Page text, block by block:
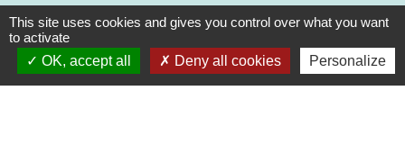
Mentions légales - Politique de confidentialité -
Accessibilité - Plan du site - Gestion des cookies
This site uses cookies and gives you control over what you want
to activate
OK, accept all
Deny all cookies Personalize